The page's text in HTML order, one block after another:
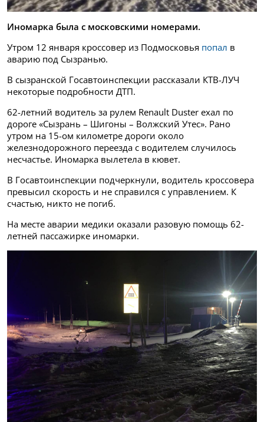
Иномарка была с московскими номерами.
Утром 12 января кроссовер из Подмосковья попал в
аварию под Сызранью.
В сызранской Госавтоинспекции рассказали КТВ-ЛУЧ
некоторые подробности ДТП.
62-летний водитель за рулем Renault Duster ехал по
дороге «Сызрань – Шигоны – Волжский Утес». Рано
утром на 15-ом километре дороги около
железнодорожного переезда с водителем случилось
несчастье. Иномарка вылетела в кювет.
В Госавтоинспекции подчеркнули, водитель кроссовера
превысил скорость и не справился с управлением. К
счастью, никто не погиб.
На месте аварии медики оказали разовую помощь 62-
летней пассажирке иномарки.